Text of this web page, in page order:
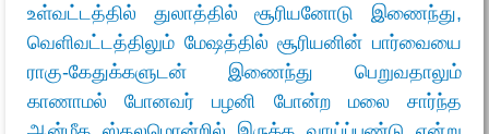
உள்வட்டத்தில் துலாத்தில் சூரியனோடு இணைந்து,
வெளிவட்டத்திலும் மேஷத்தில் சூரியனின் பார்வையை
ராகு-கேதுக்களுடன் இணைந்து பெறுவதாலும்
காணாமல் போனவர் பழனி போன்ற மலை சார்ந்த